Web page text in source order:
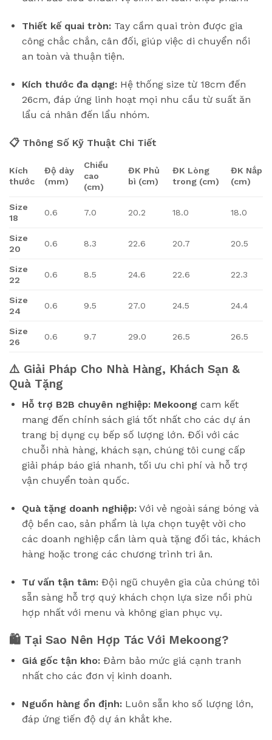
Thiết kế quai tròn:Tay cầm quai tròn được gia
công chắc chắn, cân đối, giúp việc di chuyển nồi
an toàn và thuận tiện.
Kích thước đa dạng:Hệ thống size từ 18cm đến
26cm, đáp ứng linh hoạt mọi nhu cầu từ suất ăn
lẩu cá nhân đến lẩu nhóm.
📋 Thông Số Kỹ Thuật Chi Tiết
Kích
thước
Độ dày
(mm)
Chiều
cao
(cm)
ĐK Phủ
bì (cm)
ĐK Lòng
trong (cm)
ĐK Nắp
(cm)
Size
18
0.6 7.0 20.2 18.0 18.0
Size
20
0.6 8.3 22.6 20.7 20.5
Size
22
0.6 8.5 24.6 22.6 22.3
Size
24
0.6 9.5 27.0 24.5 24.4
Size
26
0.6 9.7 29.0 26.5 26.5
⚠️ Giải Pháp Cho Nhà Hàng, Khách Sạn &
Quà Tặng
Hỗ trợ B2B chuyên nghiệp: Mekoong cam kết
mang đến chính sách giá tốt nhất cho các dự án
trang bị dụng cụ bếp số lượng lớn. Đối với các
chuỗi nhà hàng, khách sạn, chúng tôi cung cấp
giải pháp báo giá nhanh, tối ưu chi phí và hỗ trợ
vận chuyển toàn quốc.
Quà tặng doanh nghiệp:Với vẻ ngoài sáng bóng và
độ bền cao, sản phẩm là lựa chọn tuyệt vời cho
các doanh nghiệp cần làm quà tặng đối tác, khách
hàng hoặc trong các chương trình tri ân.
Tư vấn tận tâm:Đội ngũ chuyên gia của chúng tôi
sẵn sàng hỗ trợ quý khách chọn lựa size nồi phù
hợp nhất với menu và không gian phục vụ.
🛍️ Tại Sao Nên Hợp Tác Với Mekoong?
Giá gốc tận kho:Đảm bảo mức giá cạnh tranh
nhất cho các đơn vị kinh doanh.
Nguồn hàng ổn định:Luôn sẵn kho số lượng lớn,
đáp ứng tiến độ dự án khắt khe.